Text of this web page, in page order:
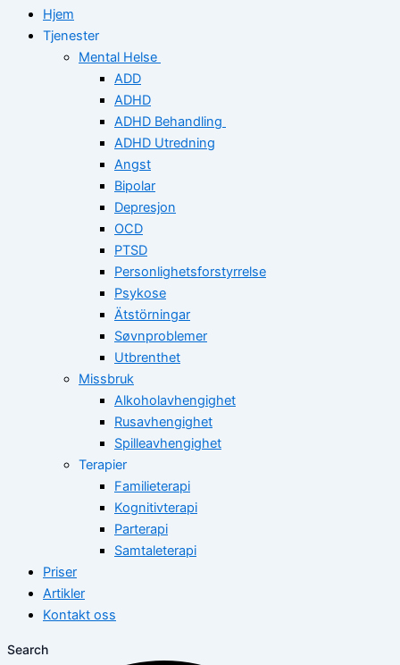
Hjem
Tjenester
Mental Helse
ADD
ADHD
ADHD Behandling
ADHD Utredning
Angst
Bipolar
Depresjon
OCD
PTSD
Personlighetsforstyrrelse
Psykose
Ätstörningar
Søvnproblemer
Utbrenthet
Missbruk
Alkoholavhengighet
Rusavhengighet
Spilleavhengighet
Terapier
Familieterapi
Kognitivterapi
Parterapi
Samtaleterapi
Priser
Artikler
Kontakt oss
Search